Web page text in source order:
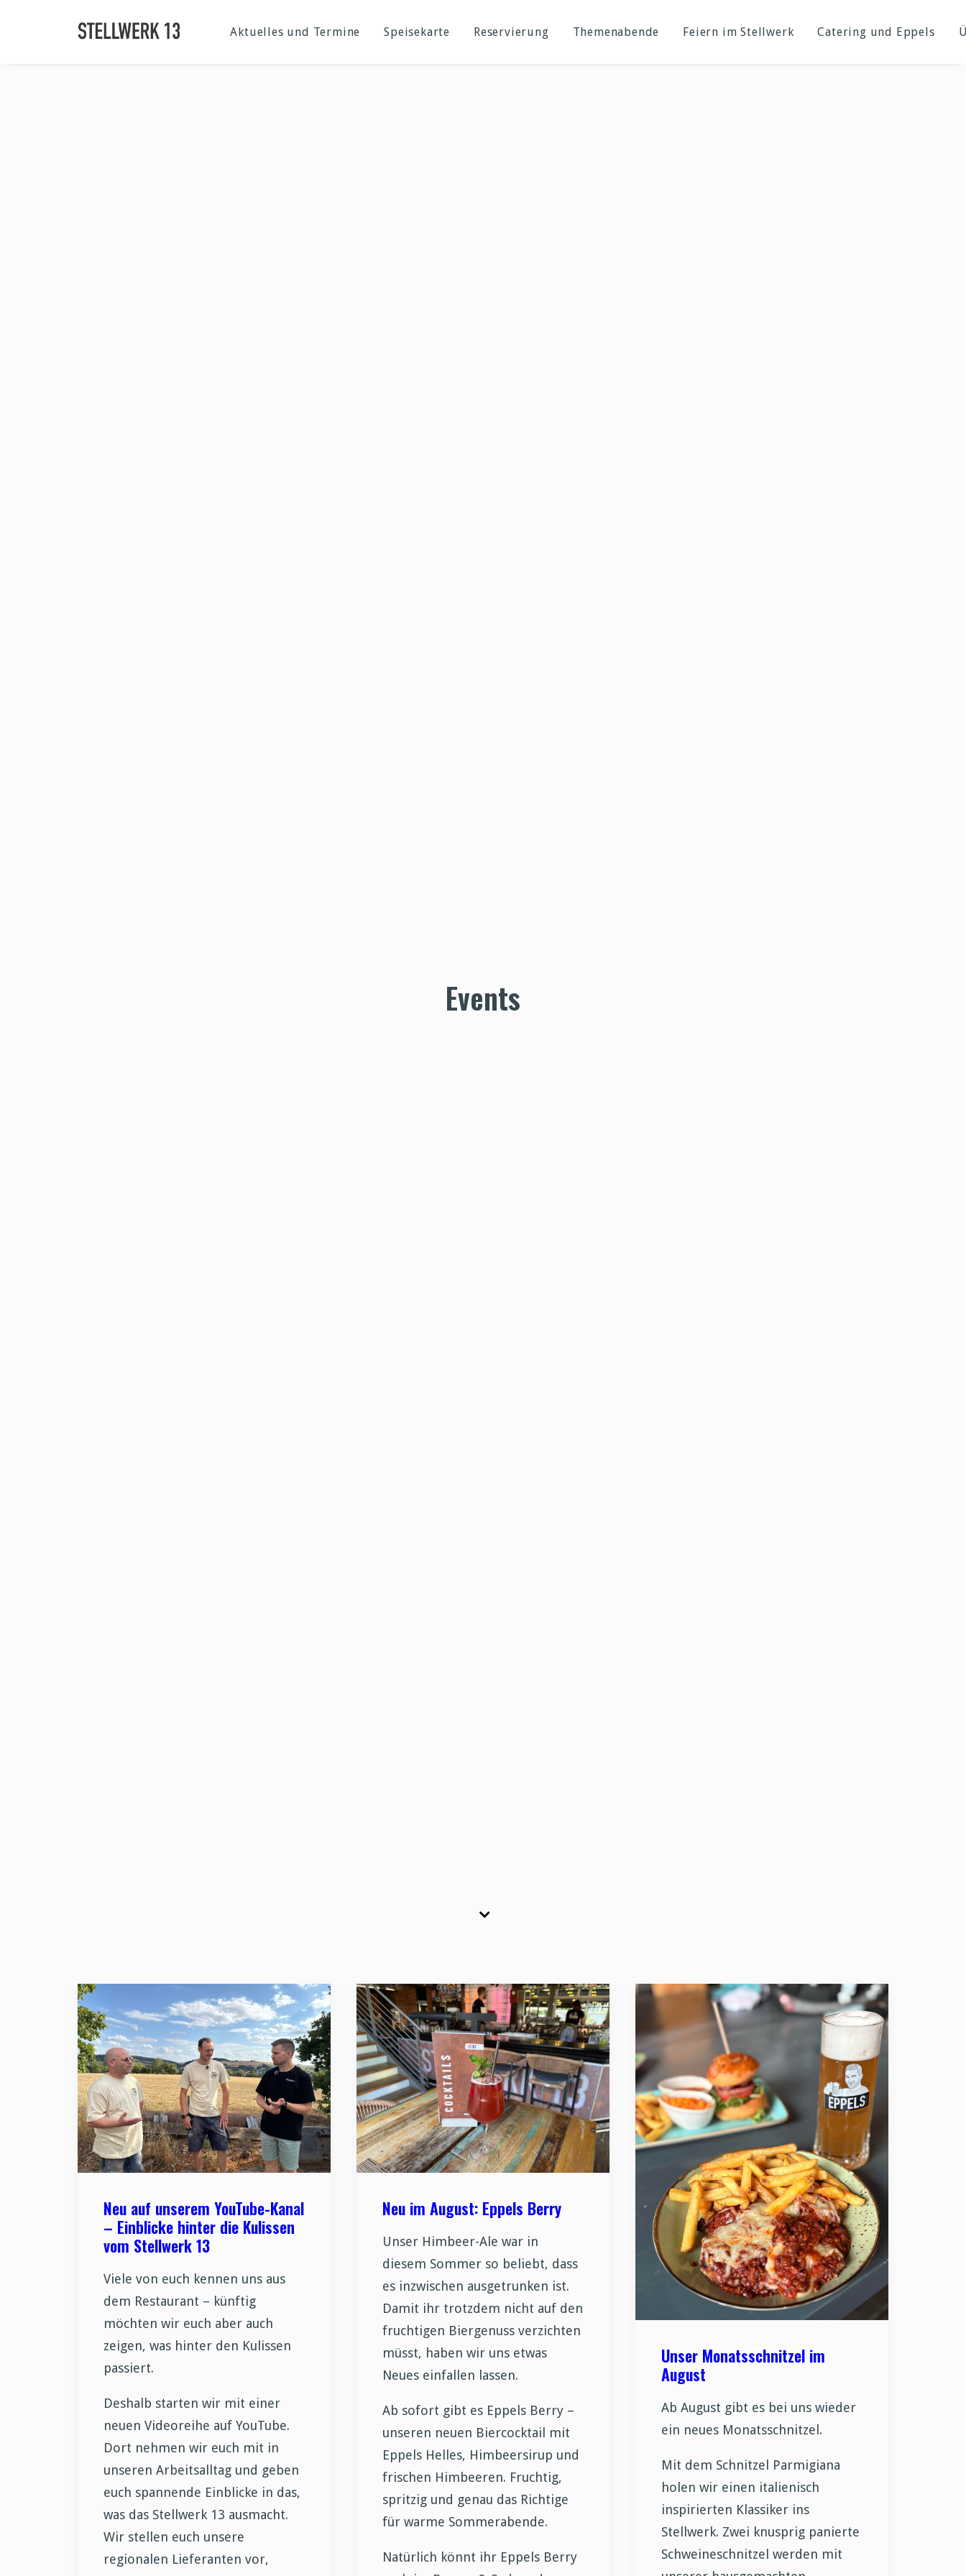
Aktuelles und Termine Speisekarte Reservierung Themenabende Feiern im Stellwerk Catering und Eppels
Events
Neu auf unserem YouTube-Kanal
– Einblicke hinter die Kulissen
vom Stellwerk 13
Viele von euch kennen uns aus
dem Restaurant – künftig
möchten wir euch aber auch
zeigen, was hinter den Kulissen
passiert.
Deshalb starten wir mit einer
neuen Videoreihe auf YouTube.
Dort nehmen wir euch mit in
unseren Arbeitsalltag und geben
euch spannende Einblicke in das,
was das Stellwerk 13 ausmacht.
Wir stellen euch unsere
regionalen Lieferanten vor,
Neu im August: Eppels Berry
Unser Himbeer-Ale war in
diesem Sommer so beliebt, dass
es inzwischen ausgetrunken ist.
Damit ihr trotzdem nicht auf den
fruchtigen Biergenuss verzichten
müsst, haben wir uns etwas
Neues einfallen lassen.
Ab sofort gibt es Eppels Berry –
unseren neuen Biercocktail mit
Eppels Helles, Himbeersirup und
frischen Himbeeren. Fruchtig,
spritzig und genau das Richtige
für warme Sommerabende.
Natürlich könnt ihr Eppels Berry
Unser Monatsschnitzel im
August
Ab August gibt es bei uns wieder
ein neues Monatsschnitzel.
Mit dem Schnitzel Parmigiana
holen wir einen italienisch
inspirierten Klassiker ins
Stellwerk. Zwei knusprig panierte
Schweineschnitzel werden mit